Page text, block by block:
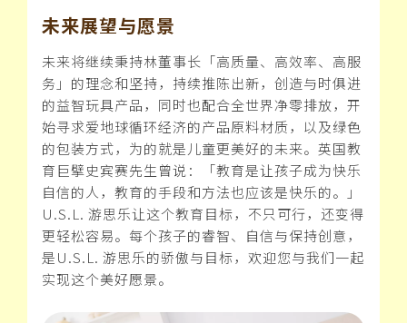
未来展望与愿景
未来将继续秉持林董事长「高质量、高效率、高服
务」的理念和坚持，持续推陈出新，创造与时俱进
的益智玩具产品，同时也配合全世界净零排放，开
始寻求爱地球循环经济的产品原料材质，以及绿色
的包装方式，为的就是儿童更美好的未来。英国教
育巨擘史宾赛先生曾说：「教育是让孩子成为快乐
自信的人，教育的手段和方法也应该是快乐的。」
U.S.L. 游思乐让这个教育目标，不只可行，还变得
更轻松容易。每个孩子的睿智、自信与保持创意，
是U.S.L. 游思乐的骄傲与目标，欢迎您与我们一起
实现这个美好愿景。